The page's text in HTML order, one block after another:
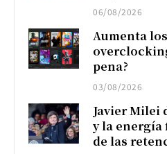
06/08/2026
Aumenta
pena?
03/08/2026
Javier Milei
y la
de las